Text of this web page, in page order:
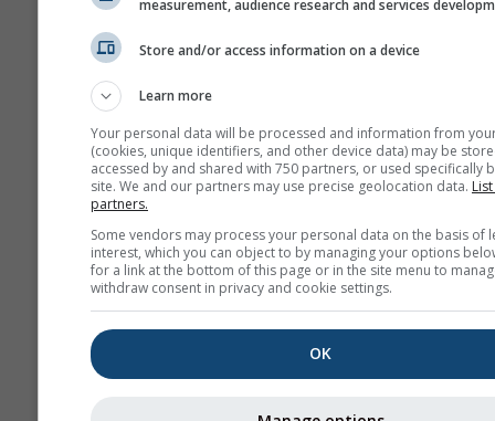
Ταχύτητα ανέμου
Ριπή ανέμου
Σχετική υγρασία
Υετός
Πιθανότητα
κατακρημνίσεων
rainSPOT
Πίεση
Φόντο
measurement, audience research and services
Store and/or access information on a device
Learn more
Your personal data will be processed and information from
(cookies, unique identifiers, and other device data) may be
accessed by and shared with 750 partners, or used specifically
site. We and our partners may use precise geolocation data.
partners.
Some vendors may process your personal data on the basis of
interest, which you can object to by managing your options
for a link at the bottom of this page or in the site menu to
withdraw consent in privacy and cookie settings.
OK